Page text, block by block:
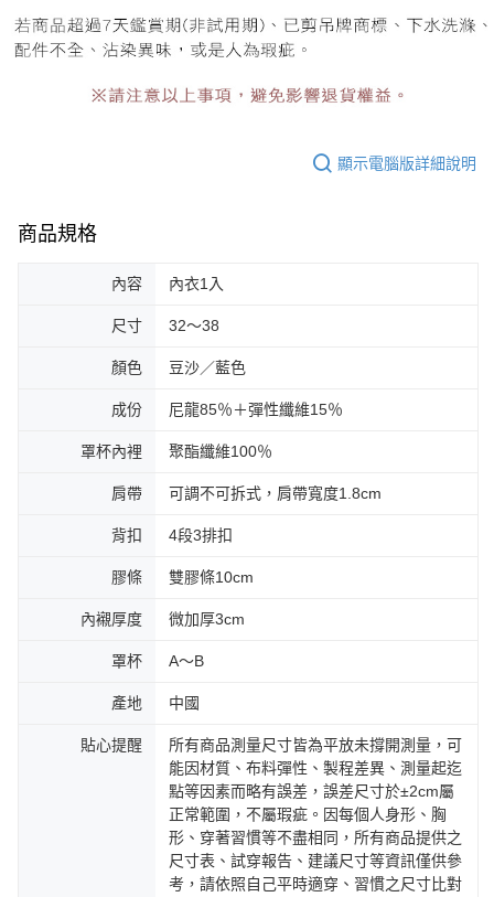
顯示電腦版詳細說明
商品規格
內容 內衣1入
尺寸 32～38
顏色 豆沙／藍色
成份 尼龍85％＋彈性纖維15％
罩杯內裡 聚酯纖維100％
肩帶 可調不可拆式，肩帶寬度1.8cm
背扣 4段3排扣
膠條 雙膠條10cm
內襯厚度 微加厚3cm
罩杯 A～B
產地 中國
貼心提醒
所有商品測量尺寸皆為平放未撐開測量，可
能因材質、布料彈性、製程差異、測量起迄
點等因素而略有誤差，誤差尺寸於±2cm屬
正常範圍，不屬瑕疵。因每個人身形、胸
形、穿著習慣等不盡相同，所有商品提供之
尺寸表、試穿報告、建議尺寸等資訊僅供參
考，請依照自己平時適穿、習慣之尺寸比對